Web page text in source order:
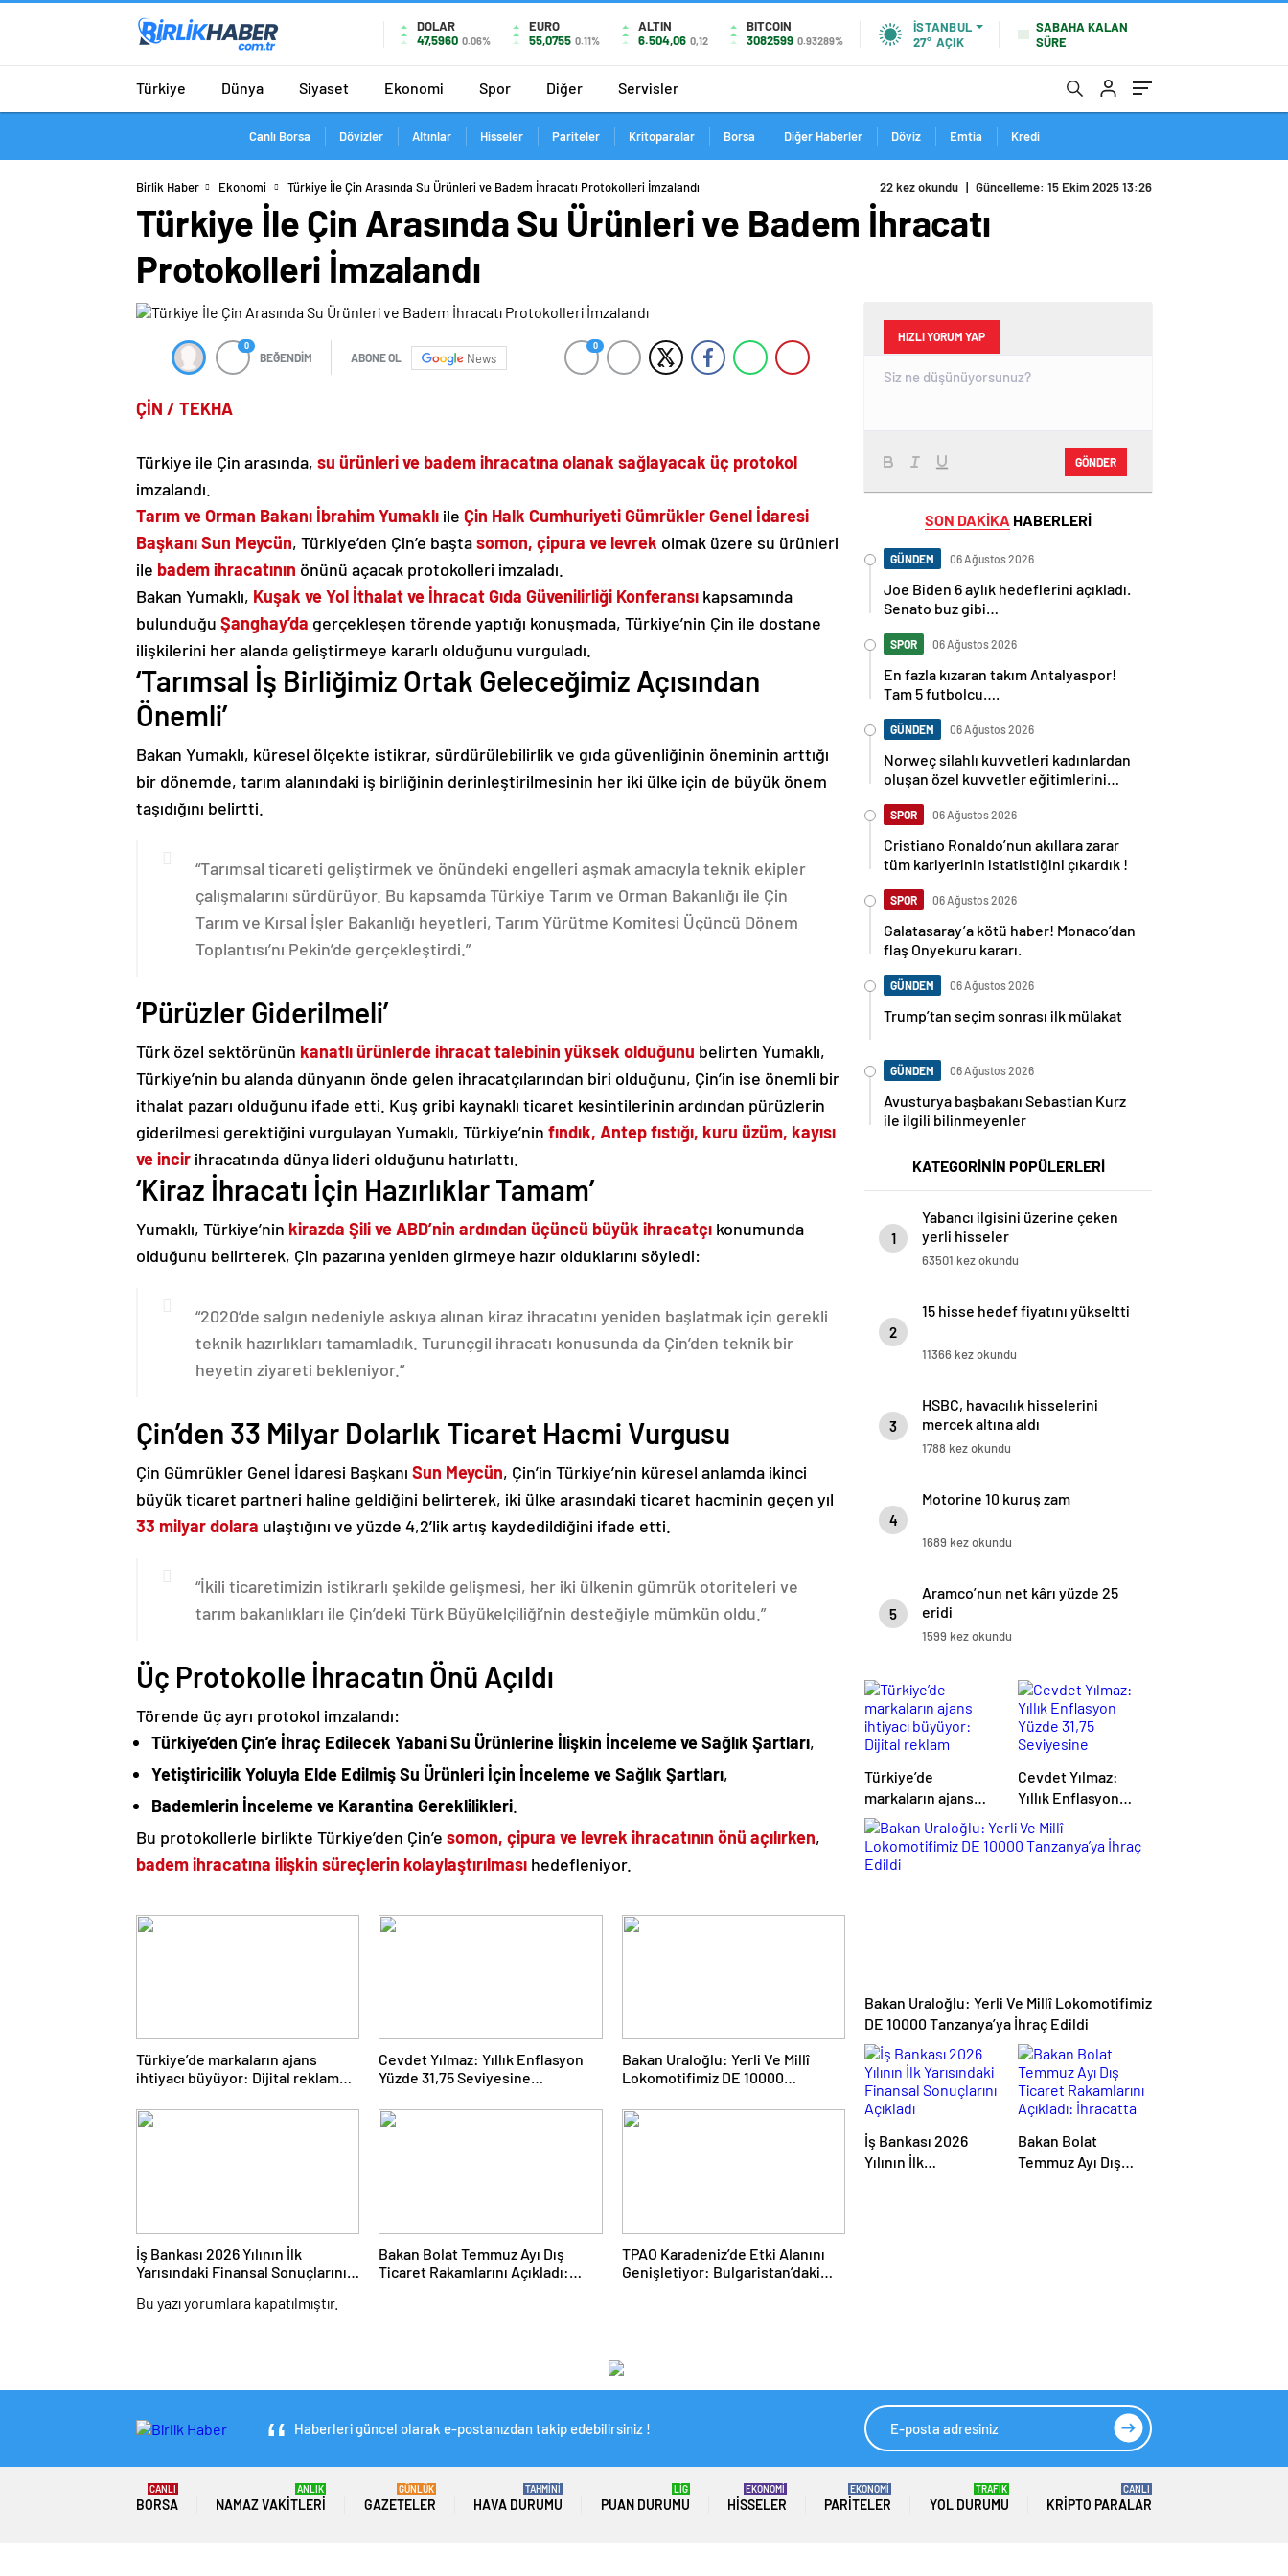
DOLAR
47,5960 0.06%
EURO
55,0755 0.11%
ALTIN
6.504,06 0,12
BITCOIN
3082599 0.93289%
İSTANBUL
27° AÇIK
SABAHA KALAN
SÜRE
Türkiye Dünya Siyaset Ekonomi Spor Diğer Servisler
Canlı Borsa Dövizler Altınlar Hisseler Pariteler Kritoparalar Borsa Diğer Haberler Döviz Emtia Kredi
Birlik Haber Ekonomi Türkiye İle Çin Arasında Su Ürünleri ve Badem İhracatı Protokolleri İmzalandı 22 kez okundu | Güncelleme: 15 Ekim 2025 13:26
Türkiye İle Çin Arasında Su Ürünleri ve Badem İhracatı
Protokolleri İmzalandı
0
BEĞENDİM ABONE OL News
0
ÇİN / TEKHA
Türkiye ile Çin arasında, su ürünleri ve badem ihracatına olanak sağlayacak üç protokol
imzalandı.
Tarım ve Orman Bakanı İbrahim Yumaklı ile Çin Halk Cumhuriyeti Gümrükler Genel İdaresi
Başkanı Sun Meycün, Türkiye’den Çin’e baştasomon, çipura ve levrek olmak üzere su ürünleri
ile badem ihracatının önünü açacak protokolleri imzaladı.
Bakan Yumaklı, Kuşak ve Yol İthalat ve İhracat Gıda Güvenilirliği Konferansı kapsamında
bulunduğu Şanghay’da gerçekleşen törende yaptığı konuşmada, Türkiye’nin Çin ile dostane
ilişkilerini her alanda geliştirmeye kararlı olduğunu vurguladı.
‘Tarımsal İş Birliğimiz Ortak Geleceğimiz Açısından
Önemli’
Bakan Yumaklı, küresel ölçekte istikrar, sürdürülebilirlik ve gıda güvenliğinin öneminin arttığı
bir dönemde, tarım alanındaki iş birliğinin derinleştirilmesinin her iki ülke için de büyük önem
taşıdığını belirtti.
“Tarımsal ticareti geliştirmek ve önündeki engelleri aşmak amacıyla teknik ekipler
çalışmalarını sürdürüyor. Bu kapsamda Türkiye Tarım ve Orman Bakanlığı ile Çin
Tarım ve Kırsal İşler Bakanlığı heyetleri, Tarım Yürütme Komitesi Üçüncü Dönem
Toplantısı’nı Pekin’de gerçekleştirdi.”
‘Pürüzler Giderilmeli’
Türk özel sektörünün kanatlı ürünlerde ihracat talebinin yüksek olduğunu belirten Yumaklı,
Türkiye’nin bu alanda dünyanın önde gelen ihracatçılarından biri olduğunu, Çin’in ise önemli bir
ithalat pazarı olduğunu ifade etti. Kuş gribi kaynaklı ticaret kesintilerinin ardından pürüzlerin
giderilmesi gerektiğini vurgulayan Yumaklı, Türkiye’nin fındık, Antep fıstığı, kuru üzüm, kayısı
ve incir ihracatında dünya lideri olduğunu hatırlattı.
‘Kiraz İhracatı İçin Hazırlıklar Tamam’
Yumaklı, Türkiye’nin kirazda Şili ve ABD’nin ardından üçüncü büyük ihracatçı konumunda
olduğunu belirterek, Çin pazarına yeniden girmeye hazır olduklarını söyledi:
“2020’de salgın nedeniyle askıya alınan kiraz ihracatını yeniden başlatmak için gerekli
teknik hazırlıkları tamamladık. Turunçgil ihracatı konusunda da Çin’den teknik bir
heyetin ziyareti bekleniyor.”
Çin’den 33 Milyar Dolarlık Ticaret Hacmi Vurgusu
Çin Gümrükler Genel İdaresi Başkanı Sun Meycün, Çin’in Türkiye’nin küresel anlamda ikinci
büyük ticaret partneri haline geldiğini belirterek, iki ülke arasındaki ticaret hacminin geçen yıl
33 milyar dolara ulaştığını ve yüzde 4,2’lik artış kaydedildiğini ifade etti.
“İkili ticaretimizin istikrarlı şekilde gelişmesi, her iki ülkenin gümrük otoriteleri ve
tarım bakanlıkları ile Çin’deki Türk Büyükelçiliği’nin desteğiyle mümkün oldu.”
Üç Protokolle İhracatın Önü Açıldı
Törende üç ayrı protokol imzalandı:
Türkiye’den Çin’e İhraç Edilecek Yabani Su Ürünlerine İlişkin İnceleme ve Sağlık Şartları,
Yetiştiricilik Yoluyla Elde Edilmiş Su Ürünleri İçin İnceleme ve Sağlık Şartları,
Bademlerin İnceleme ve Karantina Gereklilikleri.
Bu protokollerle birlikte Türkiye’den Çin’e somon, çipura ve levrek ihracatının önü açılırken,
badem ihracatına ilişkin süreçlerin kolaylaştırılması hedefleniyor.
Türkiye’de markaların ajans
ihtiyacı büyüyor: Dijital reklam
Cevdet Yılmaz: Yıllık Enflasyon
Yüzde 31,75 Seviyesine
Bakan Uraloğlu: Yerli Ve Millî
Lokomotifimiz DE 10000
İş Bankası 2026 Yılının İlk
Yarısındaki Finansal Sonuçlarını
Bakan Bolat Temmuz Ayı Dış
Ticaret Rakamlarını Açıkladı:
TPAO Karadeniz’de Etki Alanını
Genişletiyor: Bulgaristan’daki
Bu yazı yorumlara kapatılmıştır.
HIZLI YORUM YAP
GÖNDER
SON DAKİKA HABERLERİ
GÜNDEM 06 Ağustos 2026
Joe Biden 6 aylık hedeflerini açıkladı.
Senato buz gibi…
SPOR 06 Ağustos 2026
En fazla kızaran takım Antalyaspor!
Tam 5 futbolcu….
GÜNDEM 06 Ağustos 2026
Norweç silahlı kuvvetleri kadınlardan
oluşan özel kuvvetler eğitimlerini
SPOR 06 Ağustos 2026
Cristiano Ronaldo’nun akıllara zarar
tüm kariyerinin istatistiğini çıkardık !
SPOR 06 Ağustos 2026
Galatasaray’a kötü haber! Monaco’dan
flaş Onyekuru kararı.
GÜNDEM 06 Ağustos 2026
Trump’tan seçim sonrası ilk mülakat
GÜNDEM 06 Ağustos 2026
Avusturya başbakanı Sebastian Kurz
ile ilgili bilinmeyenler
KATEGORİNİN POPÜLERLERİ
1
Yabancı ilgisini üzerine çeken
yerli hisseler
63501 kez okundu
2
15 hisse hedef fiyatını yükseltti
11366 kez okundu
3
HSBC, havacılık hisselerini
mercek altına aldı
1788 kez okundu
4
Motorine 10 kuruş zam
1689 kez okundu
5
Aramco’nun net kârı yüzde 25
eridi
1599 kez okundu
Türkiye’de
markaların ajans
ihtiyacı büyüyor:
Dijital reklam
yatırımları 158
Cevdet Yılmaz:
Yıllık Enflasyon
Yüzde 31,75
Seviyesine
Gerilemiştir
Bakan Uraloğlu: Yerli Ve Millî Lokomotifimiz
DE 10000 Tanzanya’ya İhraç Edildi
İş Bankası 2026
Yılının İlk
Bakan Bolat
Temmuz Ayı Dış
Haberleri güncel olarak e-postanızdan takip edebilirsiniz !
BORSA
CANLI
NAMAZ VAKITLERI
ANLIK
GAZETELER
GÜNLÜK
HAVA DURUMU
TAHMİNİ
PUAN DURUMU
LİG
HISSELER
EKONOMİ
PARITELER
EKONOMİ
YOL DURUMU
TRAFİK
KRIPTO PARALAR
CANLI